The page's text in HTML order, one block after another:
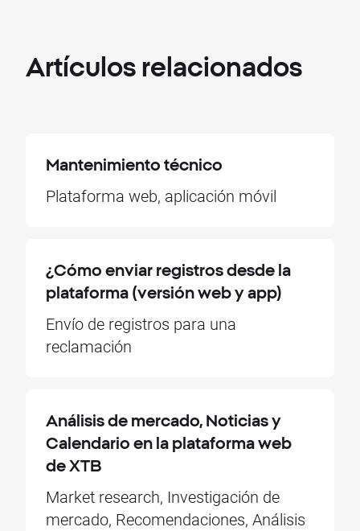
Artículos relacionados
Mantenimiento técnico
Plataforma web, aplicación móvil
¿Cómo enviar registros desde la
plataforma (versión web y app)
Envío de registros para una
reclamación
Análisis de mercado, Noticias y
Calendario en la plataforma web
de XTB
Market research, Investigación de
mercado, Recomendaciones, Análisis